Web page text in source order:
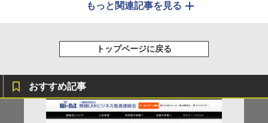
もっと関連記事を見る
トップページに戻る
おすすめ記事